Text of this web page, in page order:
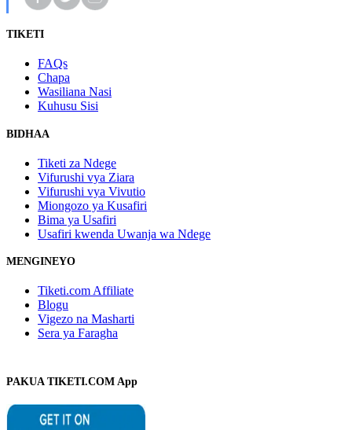
TIKETI
FAQs
Chapa
Wasiliana Nasi
Kuhusu Sisi
BIDHAA
Tiketi za Ndege
Vifurushi vya Ziara
Vifurushi vya Vivutio
Miongozo ya Kusafiri
Bima ya Usafiri
Usafiri kwenda Uwanja wa Ndege
MENGINEYO
Tiketi.com Affiliate
Blogu
Vigezo na Masharti
Sera ya Faragha
PAKUA TIKETI.COM App